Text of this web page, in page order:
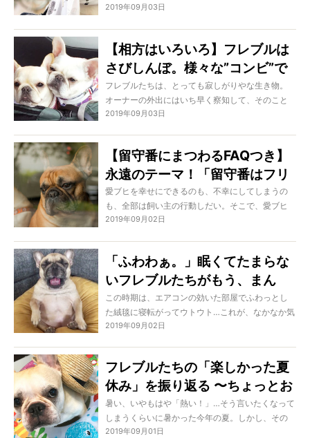
り見えない白目なんかもよく見えちゃって、より
お顔には”シワ”も多く存在するため、いろんな奇跡
が重なってなんだかやけにオーバーな表情に見え
てくるのです。今回は「フレブル、ちょっと表情
やりにいってる？」と言いたくなるような表情を
ご紹介。改めてそのバリエーションの豊かさを見
2019年09月03日
【相方はいろいろ】フレブルは
さびしんぼ。様々な”コンビ”で
過ごす幸せを再確認！
フレブルたちは、とっても寂しがりやな生き物。
オーナーの外出にはいち早く察知して、そのこと
を口に出す前から悲しそうな表情を浮かべます。
物。ということで、それがたとえ恋人のようなカ
ップルじゃなくたって、仲良しコンビな相方がい
ればより楽しい時間を過ごせるものなのです。と
いうことで今回は、フレブルが様々な相方といる
様子をご紹介。彼らのその気持ちに着目していき
2019年09月03日
【留守番にまつわるFAQつき】
永遠のテーマ！「留守番はフリ
ー or ケージ」問題。正解はど
っち？
愛ブヒを幸せにできるのも、不幸にしてしまうの
も、全部は飼い主の行動しだい。そこで、愛ブヒ
を本当の意味で幸せにできるオーナーになるべ
ナーの大久保羽純さんに、“愛ブヒを幸せにできる
リーダーになる方法”を学ぶ、この特集。
今回のテーマは、ブヒオーナーにとって永遠のテ
ーマともいえるお留守番のスタイル問題。「フリ
ー or ケージ」どちらが正解なのかを教えていただ
2019年09月02日
「ふわわぁ。」眠くてたまらな
いフレブルたちがもう、まん
ま”人間の赤ちゃん”なんですけ
ど。
この時期は、エアコンの効いた部屋でふわっとし
た絨毯に寝転がってウトウト…これが、なかなか気
持ちいいのですよね。その感覚はきっと犬も同じ
く…」なんて顔で眠そうにゴロゴロしているかもし
れませんね。そこで今回は、猛烈な眠気をガマン
できない様子の、愛くるしいフレブルの様子をご
紹介します。赤ちゃんのような仕草に癒されちゃ
ってください！
2019年09月02日
フレブルたちの「楽しかった夏
休み」を振り返る 〜ちょっとお
センチ2019・初秋〜
暑い、いやもはや「熱い！」…そう言いたくなって
しまうくらいに暑かった今年の夏。しかし、その
暑さも峠を過ぎればなんだかあっという間だった
2019年09月01日